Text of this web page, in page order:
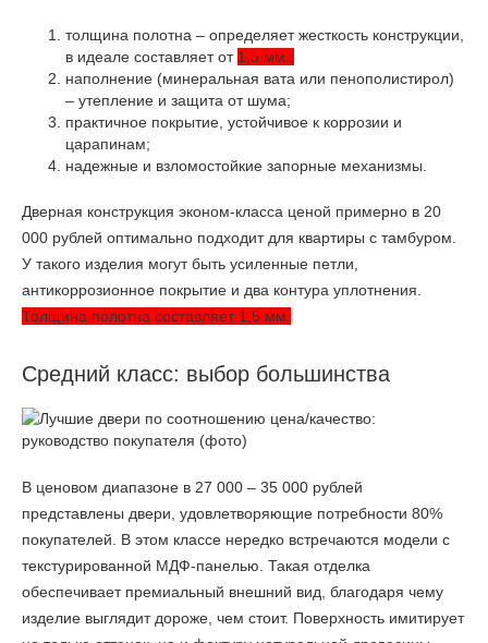
толщина полотна – определяет жесткость конструкции,
в идеале составляет от 1,5 мм.;
наполнение (минеральная вата или пенополистирол)
– утепление и защита от шума;
практичное покрытие, устойчивое к коррозии и
царапинам;
надежные и взломостойкие запорные механизмы.
Дверная конструкция эконом-класса ценой примерно в 20
000 рублей оптимально подходит для квартиры с тамбуром.
У такого изделия могут быть усиленные петли,
антикоррозионное покрытие и два контура уплотнения.
Толщина полотна составляет 1,5 мм.
Средний класс: выбор большинства
В ценовом диапазоне в 27 000 – 35 000 рублей
представлены двери, удовлетворяющие потребности 80%
покупателей. В этом классе нередко встречаются модели с
текстурированной МДФ-панелью. Такая отделка
обеспечивает премиальный внешний вид, благодаря чему
изделие выглядит дороже, чем стоит. Поверхность имитирует